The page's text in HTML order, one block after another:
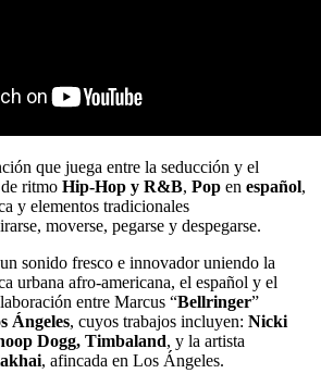
que juega entre la seducción y el
ritmo Hip-Hop y R&B, Pop en español,
y elementos tradicionales
moverse, pegarse y despegarse.
sonido fresco e innovador uniendo la
urbana afro-americana, el español y el
entre Marcus “Bellringer”
Ángeles, cuyos trabajos incluyen: Nicki
Dogg, Timbaland, y la artista
, afincada en Los Ángeles.